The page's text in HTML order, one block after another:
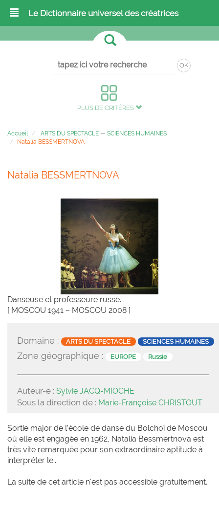
Le Dictionnaire universel des créatrices
OK
PLUS DE CRITÈRES
Accueil ARTS DU SPECTACLE — SCIENCES HUMAINES
Natalia BESSMERTNOVA
Natalia BESSMERTNOVA
Danseuse et professeure russe.
[ MOSCOU 1941 – MOSCOU 2008 ]
Domaine : ARTS DU SPECTACLE SCIENCES HUMAINES
Zone géographique : EUROPE Russie
Auteur-e : Sylvie JACQ-MIOCHE
Sous la direction de : Marie-Françoise CHRISTOUT
Sortie major de l’école de danse du Bolchoï de Moscou
où elle est engagée en 1962, Natalia Bessmertnova est
très vite remarquée pour son extraordinaire aptitude à
interpréter le...
La suite de cet article n'est pas accessible gratuitement.